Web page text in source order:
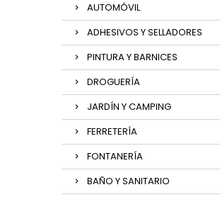
AUTOMÓVIL
ADHESIVOS Y SELLADORES
PINTURA Y BARNICES
DROGUERÍA
JARDÍN Y CAMPING
FERRETERÍA
FONTANERÍA
BAÑO Y SANITARIO